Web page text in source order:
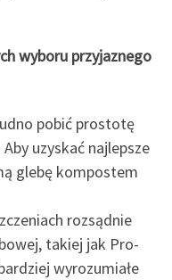
wyboru przyjaznego
pobić prostotę
uzyskać najlepsze
glebę kompostem
rozsądnie
takiej jak Pro-
wyrozumiałe